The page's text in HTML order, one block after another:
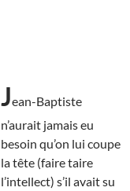
Jean-Baptiste
n’aurait jamais eu
besoin qu’on lui coupe
la tête (faire taire
l’intellect) s’il avait su